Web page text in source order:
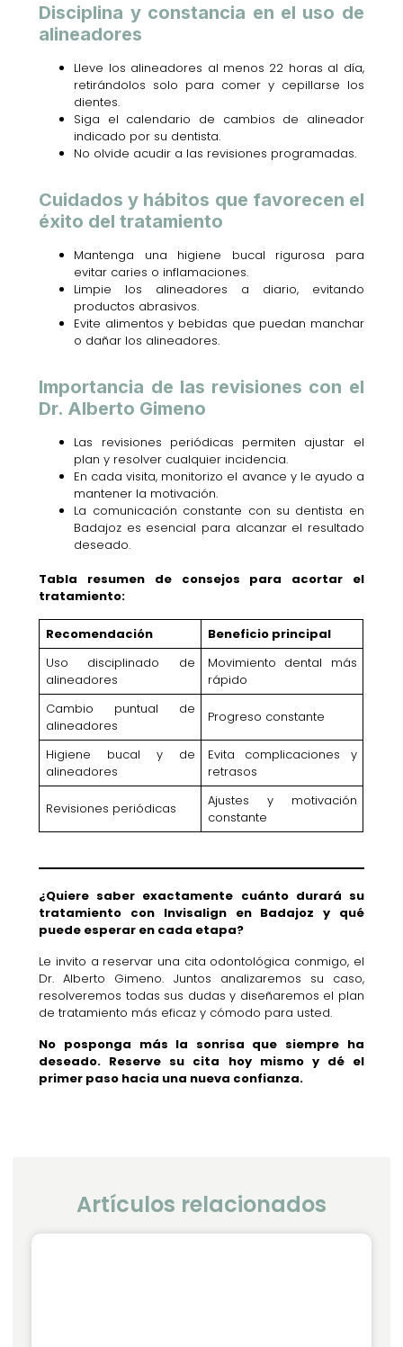
Disciplina y constancia en el uso de
alineadores
Lleve los alineadores al menos 22 horas al día,
retirándolos solo para comer y cepillarse los
dientes.
Siga el calendario de cambios de alineador
indicado por su dentista.
No olvide acudir a las revisiones programadas.
Cuidados y hábitos que favorecen el
éxito del tratamiento
Mantenga una higiene bucal rigurosa para
evitar caries o inflamaciones.
Limpie los alineadores a diario, evitando
productos abrasivos.
Evite alimentos y bebidas que puedan manchar
o dañar los alineadores.
Importancia de las revisiones con el
Dr. Alberto Gimeno
Las revisiones periódicas permiten ajustar el
plan y resolver cualquier incidencia.
En cada visita, monitorizo el avance y le ayudo a
mantener la motivación.
La comunicación constante con su dentista en
Badajoz es esencial para alcanzar el resultado
deseado.
Tabla resumen de consejos para acortar el
tratamiento:
Recomendación
Beneficio principal
Uso disciplinado de
alineadores
Movimiento dental más
rápido
Cambio puntual de
alineadores
Progreso constante
Higiene bucal y de
alineadores
Evita complicaciones y
retrasos
Revisiones periódicas
Ajustes y motivación
constante
¿Quiere saber exactamente cuánto durará su
tratamiento con Invisalign en Badajoz y qué
puede esperar en cada etapa?
Le invito a reservar una cita odontológica conmigo, el
Dr. Alberto Gimeno. Juntos analizaremos su caso,
resolveremos todas sus dudas y diseñaremos el plan
de tratamiento más eficaz y cómodo para usted.
No posponga más la sonrisa que siempre ha
deseado. Reserve su cita hoy mismo y dé el
primer paso hacia una nueva confianza.
Artículos relacionados